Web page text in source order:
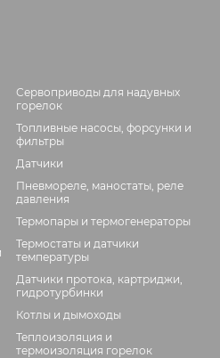
Сервоприводы для надувных
горелок
Топливные насосы, форсунки и
фильтры
Датчики
Пневмореле, маностаты, реле
давления
Термопары и термогенераторы
Термостаты и датчики
температуры
Датчики протока, картриджи,
гидротурбинки
Котлы и дымоходы
Теплоизоляция и
термоизоляция горелок